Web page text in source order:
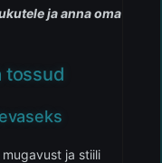
ja anna oma
tossud
ja stiili